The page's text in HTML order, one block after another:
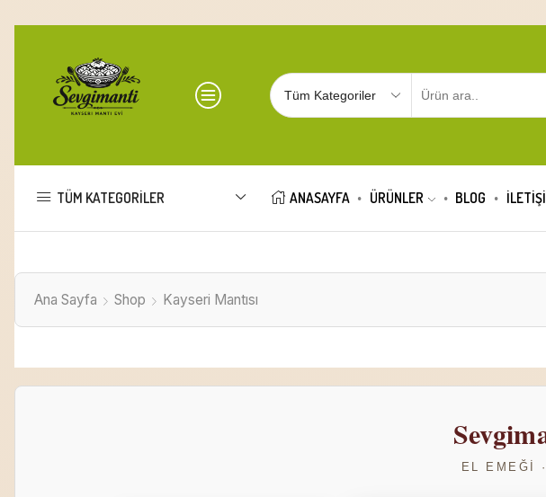
TÜM KATEGORILER ANASAYFA ÜRÜNLER BLOG
Ana Sayfa Shop Kayseri Mantısı
EL EMEĞI